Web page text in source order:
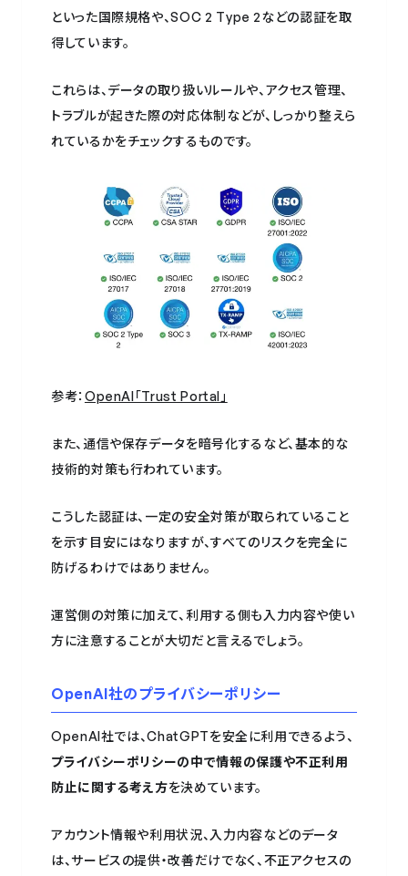
といった国際規格や、SOC 2 Type 2などの認証を取
得しています。
これらは、データの取り扱いルールや、アクセス管理、
トラブルが起きた際の対応体制などが、しっかり整えら
れているかをチェックするものです。
参考： OpenAI「Trust Portal」
また、通信や保存データを暗号化するなど、基本的な
技術的対策も行われています。
こうした認証は、一定の安全対策が取られていること
を示す目安にはなりますが、すべてのリスクを完全に
防げるわけではありません。
運営側の対策に加えて、利用する側も入力内容や使い
方に注意することが大切だと言えるでしょう。
OpenAI社のプライバシーポリシー
OpenAI社では、ChatGPTを安全に利用できるよう、
プライバシーポリシーの中で情報の保護や不正利用
防止に関する考え方を決めています。
アカウント情報や利用状況、入力内容などのデータ
は、サービスの提供・改善だけでなく、不正アクセスの